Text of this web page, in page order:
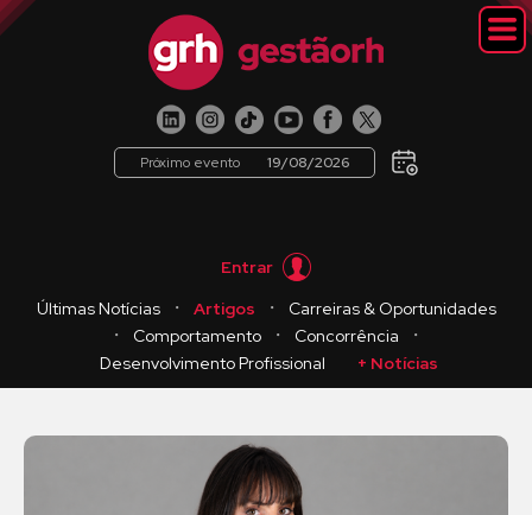
Próximo evento 19/08/2026
Entrar
Últimas Notícias
・ Artigos ・
Carreiras & Oportunidades
・
Comportamento ・ Concorrência
・
Desenvolvimento Profissional
+ Notícias